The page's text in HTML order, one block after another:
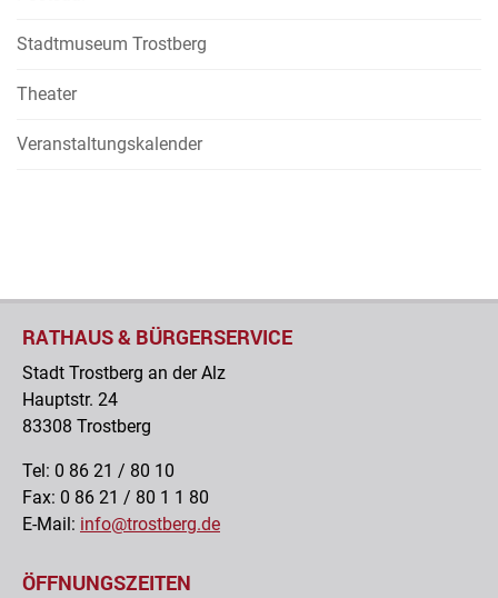
Stadtmuseum Trostberg
Theater
Veranstaltungskalender
RATHAUS & BÜRGERSERVICE
Stadt Trostberg an der Alz
Hauptstr. 24
83308 Trostberg
Tel: 0 86 21 / 80 10
Fax: 0 86 21 / 80 1 1 80
E-Mail: info@trostberg.de
ÖFFNUNGSZEITEN